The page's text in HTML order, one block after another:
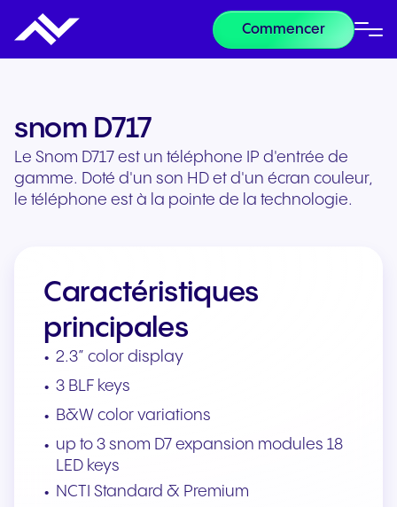
Commencer
snom D717
Le Snom D717 est un téléphone IP d'entrée de
gamme. Doté d'un son HD et d'un écran couleur,
le téléphone est à la pointe de la technologie.
Caractéristiques
principales
2.3” color display
3 BLF keys
B&W color variations
up to 3 snom D7 expansion modules 18
LED keys
NCTI Standard & Premium